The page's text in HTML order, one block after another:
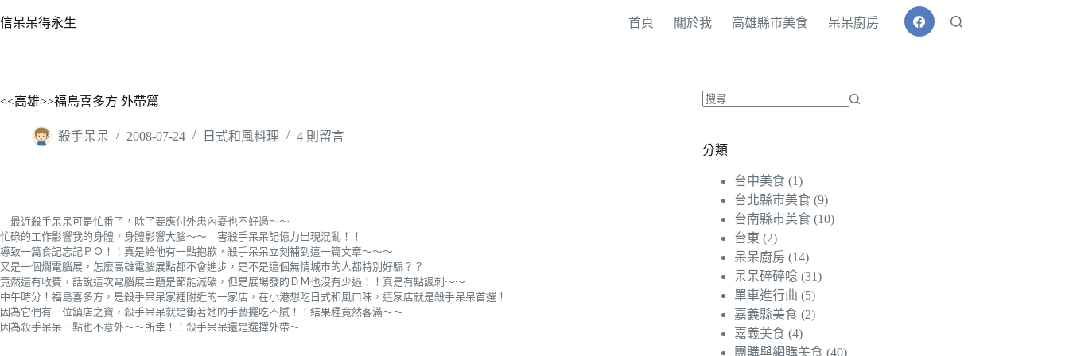
至
容
信呆呆得永生 首頁 關於我 高雄縣市美食 呆呆廚房
<<高雄>>福島喜多方 外帶篇
殺手呆呆 2008-07-24 日式和風料理 4 則留言
最近殺手呆呆可是忙番了，除了要應付外患內憂也不好過～～
忙碌的工作影響我的身體，身體影響大腦～～ 害殺手呆呆記憶力出現混亂！！
導致一篇食記忘記ＰＯ！！真是給他有一點抱歉，殺手呆呆立刻補到這一篇文章～～～
又是一個爛電腦展，怎麼高雄電腦展點都不會進步，是不是這個無情城市的人都特別好騙？？
竟然還有收費，話說這次電腦展主題是節能減碳，但是展場發的ＤＭ也沒有少過！！真是有點諷刺～～
中午時分！福島喜多方，是殺手呆呆家裡附近的一家店，在小港想吃日式和風口味，這家店就是殺手呆呆首選！
因為它們有一位鎮店之寶，殺手呆呆就是衝著她的手藝擺吃不膩！！結果種竟然客滿～～
因為殺手呆呆一點也不意外～～所幸！！殺手呆呆還是選擇外帶～
到
分類
台中美食 (1)
台北縣市美食 (9)
台南縣市美食 (10)
台東 (2)
呆呆廚房 (14)
呆呆碎碎唸 (31)
單車進行曲 (5)
嘉義縣美食 (2)
嘉義美食 (4)
團購與網購美食 (40)